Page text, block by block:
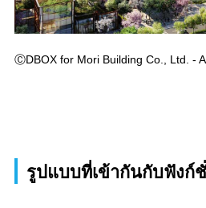
ⒸDBOX for Mori Building Co., Ltd. -
รูปแบบที่เข้ากันกับฟังก์